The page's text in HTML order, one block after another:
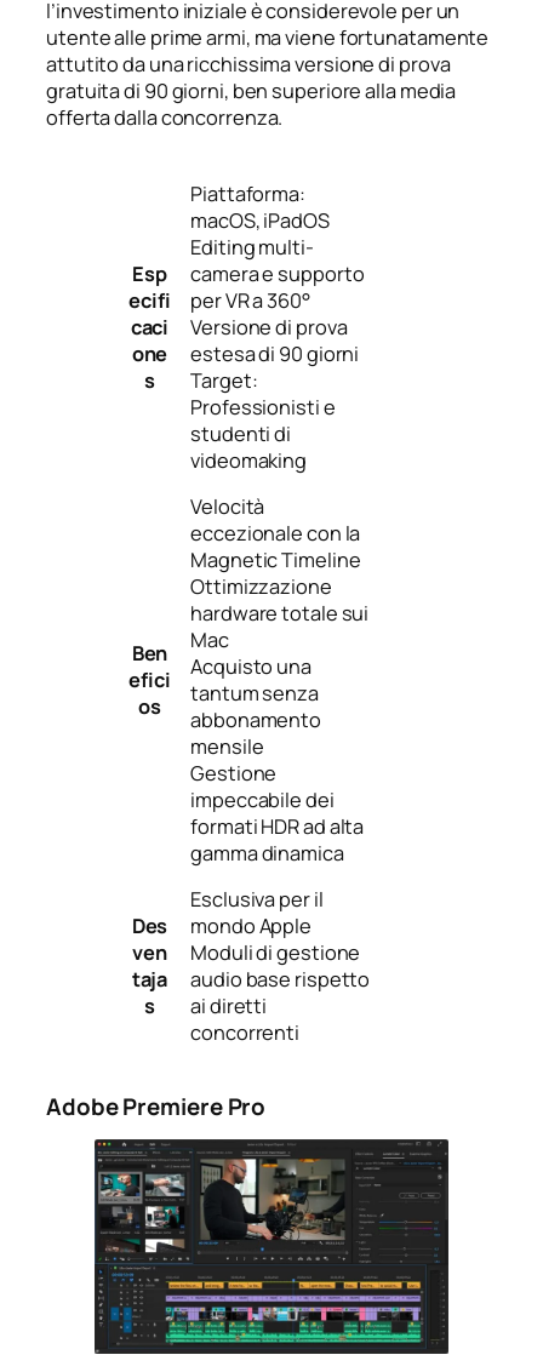
l’investimento iniziale è considerevole per un
utente alle prime armi, ma viene fortunatamente
attutito da una ricchissima versione di prova
gratuita di 90 giorni, ben superiore alla media
offerta dalla concorrenza.
Esp
ecifi
caci
one
s
Piattaforma:
macOS, iPadOS
Editing multi-
camera e supporto
per VR a 360°
Versione di prova
estesa di 90 giorni
Target:
Professionisti e
studenti di
videomaking
Ben
efici
os
Velocità
eccezionale con la
Magnetic Timeline
Ottimizzazione
hardware totale sui
Mac
Acquisto una
tantum senza
abbonamento
mensile
Gestione
impeccabile dei
formati HDR ad alta
gamma dinamica
Des
ven
taja
s
Esclusiva per il
mondo Apple
Moduli di gestione
audio base rispetto
ai diretti
concorrenti
Adobe Premiere Pro